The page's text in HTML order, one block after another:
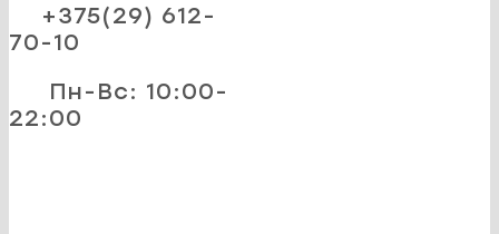
+375(29) 612-
70-10
Пн-Вс: 10:00-
22:00